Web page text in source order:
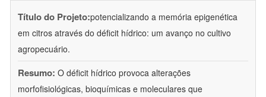
Título do Projeto:potencializando a memória epigenética
em citros através do déficit hídrico: um avanço no cultivo
agropecuário.
Resumo: O déficit hídrico provoca alterações
morfofisiológicas, bioquímicas e moleculares que